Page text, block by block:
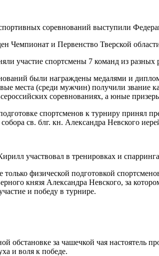
соревнований выступили
Чемпионат и Первенство Тверской
участие спортсмены 7 команд из
были награждены медалями и
места (среди мужчин) получили звание
соревнованиях, а юные
спортсменов к турниру принял
собора св. блг. кн. Александра Невского
участвовал в тренировках и
физической подготовкой
князя Александра Невского, за
и победу в турнире.
обстановке за чашечкой чая настоятель
и воля к победе.